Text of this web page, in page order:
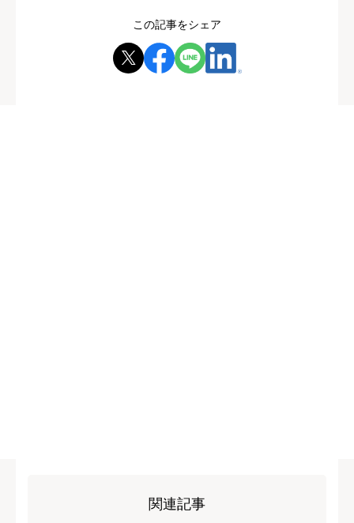
この記事をシェア
関連記事